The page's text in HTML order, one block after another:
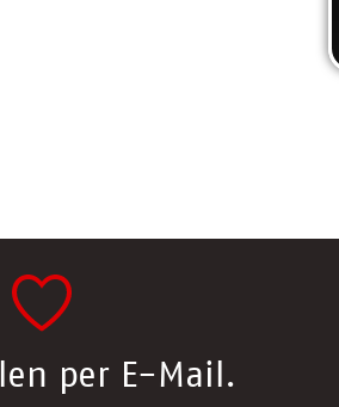
per E-Mail.